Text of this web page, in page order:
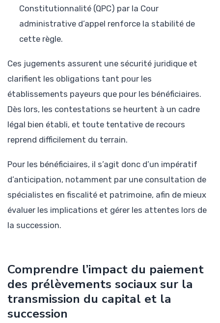
Constitutionnalité (QPC) par la Cour
administrative d’appel renforce la stabilité de
cette règle.
Ces jugements assurent une sécurité juridique et
clarifient les obligations tant pour les
établissements payeurs que pour les bénéficiaires.
Dès lors, les contestations se heurtent à un cadre
légal bien établi, et toute tentative de recours
reprend difficilement du terrain.
Pour les bénéficiaires, il s’agit donc d’un impératif
d’anticipation, notamment par une consultation de
spécialistes en fiscalité et patrimoine, afin de mieux
évaluer les implications et gérer les attentes lors de
la succession.
Comprendre l’impact du paiement
des prélèvements sociaux sur la
transmission du capital et la
succession